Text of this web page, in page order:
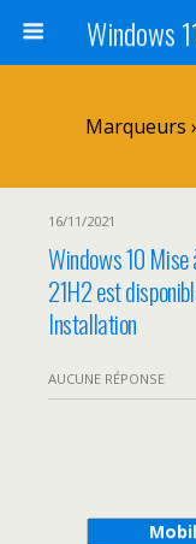
Marqueurs
16/11/2021
Windows 10
21H2 est
Installation
AUCUNE RÉPONSE